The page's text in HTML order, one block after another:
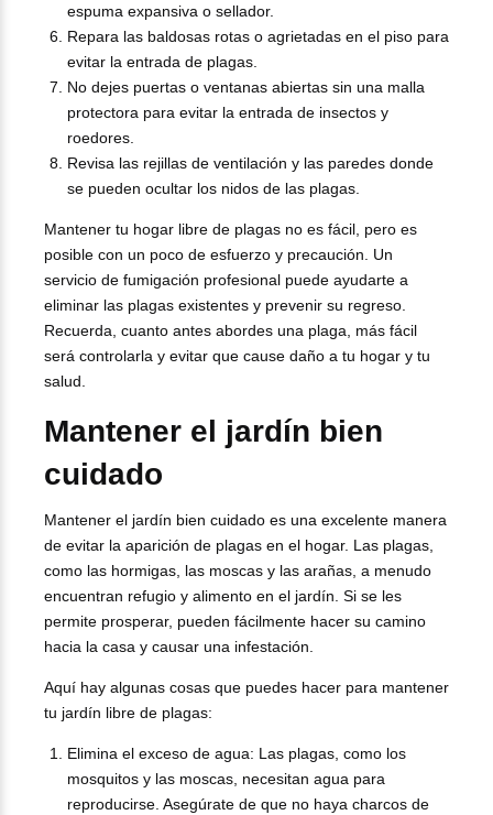
espuma expansiva o sellador.
Repara las baldosas rotas o agrietadas en el piso para
evitar la entrada de plagas.
No dejes puertas o ventanas abiertas sin una malla
protectora para evitar la entrada de insectos y
roedores.
Revisa las rejillas de ventilación y las paredes donde
se pueden ocultar los nidos de las plagas.
Mantener tu hogar libre de plagas no es fácil, pero es
posible con un poco de esfuerzo y precaución. Un
servicio de fumigación profesional puede ayudarte a
eliminar las plagas existentes y prevenir su regreso.
Recuerda, cuanto antes abordes una plaga, más fácil
será controlarla y evitar que cause daño a tu hogar y tu
salud.
Mantener el jardín bien
cuidado
Mantener el jardín bien cuidado es una excelente manera
de evitar la aparición de plagas en el hogar. Las plagas,
como las hormigas, las moscas y las arañas, a menudo
encuentran refugio y alimento en el jardín. Si se les
permite prosperar, pueden fácilmente hacer su camino
hacia la casa y causar una infestación.
Aquí hay algunas cosas que puedes hacer para mantener
tu jardín libre de plagas:
Elimina el exceso de agua: Las plagas, como los
mosquitos y las moscas, necesitan agua para
reproducirse. Asegúrate de que no haya charcos de